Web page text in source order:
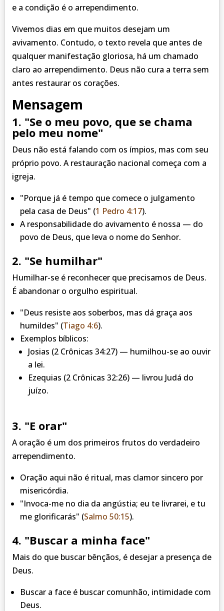
e a condição é o arrependimento.
Vivemos dias em que muitos desejam um
avivamento. Contudo, o texto revela que antes de
qualquer manifestação gloriosa, há um chamado
claro ao arrependimento. Deus não cura a terra sem
antes restaurar os corações.
Mensagem
1. "Se o meu povo, que se chama
pelo meu nome"
Deus não está falando com os ímpios, mas com seu
próprio povo. A restauração nacional começa com a
igreja.
"Porque já é tempo que comece o julgamento
pela casa de Deus" (1 Pedro 4:17).
A responsabilidade do avivamento é nossa — do
povo de Deus, que leva o nome do Senhor.
2. "Se humilhar"
Humilhar-se é reconhecer que precisamos de Deus.
É abandonar o orgulho espiritual.
"Deus resiste aos soberbos, mas dá graça aos
humildes" (Tiago 4:6).
Exemplos bíblicos:
Josias (2 Crônicas 34:27) — humilhou-se ao ouvir
a lei.
Ezequias (2 Crônicas 32:26) — livrou Judá do
juízo.
3. "E orar"
A oração é um dos primeiros frutos do verdadeiro
arrependimento.
Oração aqui não é ritual, mas clamor sincero por
misericórdia.
"Invoca-me no dia da angústia; eu te livrarei, e tu
me glorificarás" (Salmo 50:15).
4. "Buscar a minha face"
Mais do que buscar bênçãos, é desejar a presença de
Deus.
Buscar a face é buscar comunhão, intimidade com
Deus.